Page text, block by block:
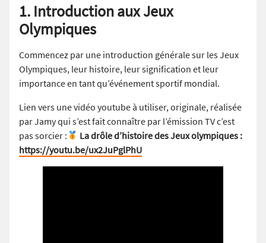
1. Introduction aux Jeux
Olympiques
Commencez par une introduction générale sur les Jeux
Olympiques, leur histoire, leur signification et leur
importance en tant qu’événement sportif mondial.
Lien vers une vidéo youtube à utiliser, originale, réalisée
par Jamy qui s’est fait connaître par l’émission TV c’est
pas sorcier :
La drôle d’histoire des Jeux olympiques :
https://youtu.be/ux2JuPglPhU